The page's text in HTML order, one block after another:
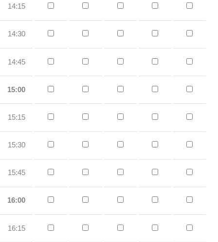
14:15
14:30
14:45
15:00
15:15
15:30
15:45
16:00
16:15